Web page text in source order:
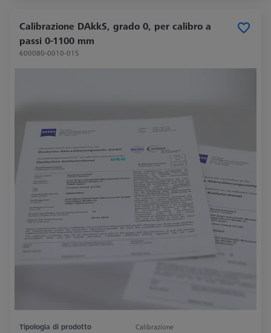
Calibrazione DAkkS, grado 0, per calibro a
passi 0-1100 mm
600080-0010-015
Tipologia di prodotto
Calibrazione